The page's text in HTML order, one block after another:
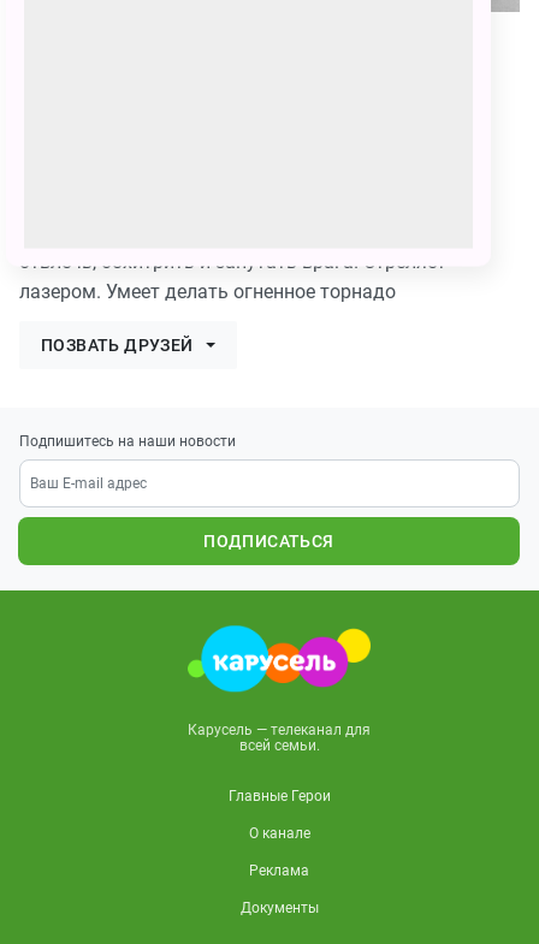
отвлечь, обхитрить и запутать врага. Стреляет
лазером. Умеет делать огненное торнадо
ПОЗВАТЬ ДРУЗЕЙ
Подпишитесь на наши новости
ПОДПИСАТЬСЯ
Карусель — телеканал для
всей семьи.
Главные Герои
О канале
Реклама
Документы